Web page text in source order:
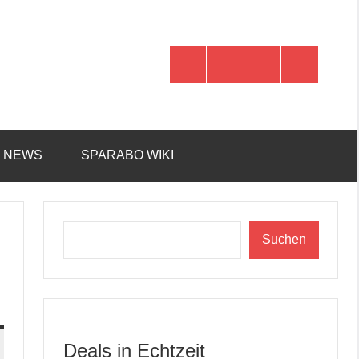
NEWS SPARABO WIKI
Suchen
Deals in Echtzeit